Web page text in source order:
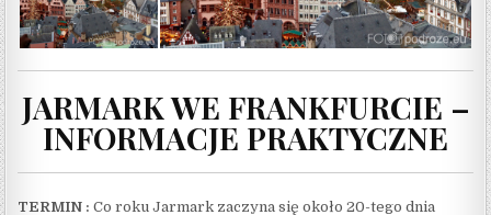
JARMARK WE FRANKFURCIE –
INFORMACJE PRAKTYCZNE
TERMIN : Co roku Jarmark zaczyna się około 20-tego dnia